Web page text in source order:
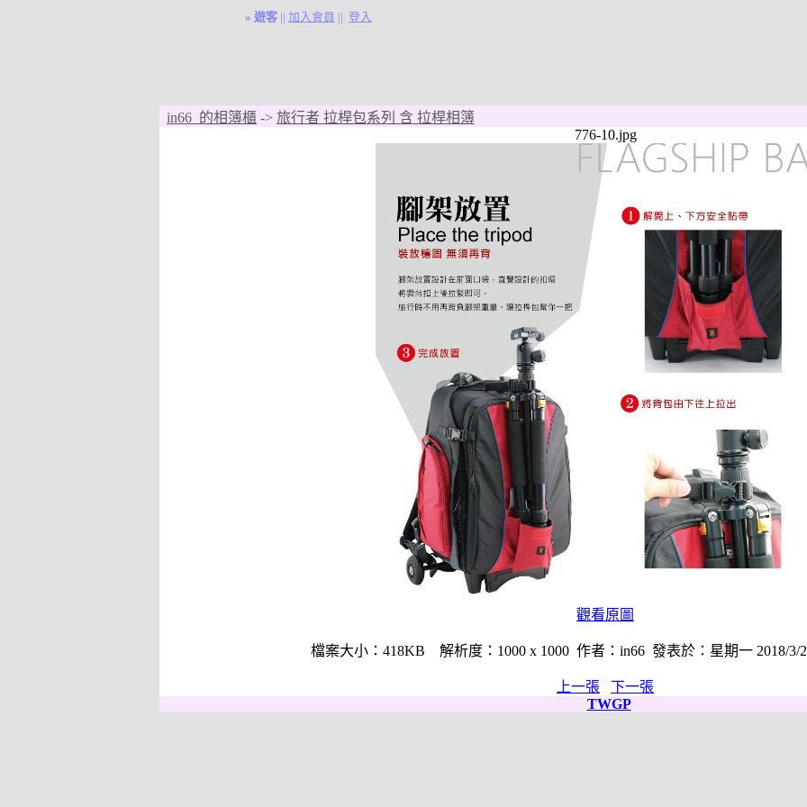
» 遊客 || 加入會員 || 登入
in66 的相簿櫃 -> 旅行者 拉桿包系列 含 拉桿相簿
776-10.jpg
觀看原圖
檔案大小：418KB 解析度：1000 x 1000 作者：in66 發表於：星期一 2018/3/
上一張
下一張
TWGP